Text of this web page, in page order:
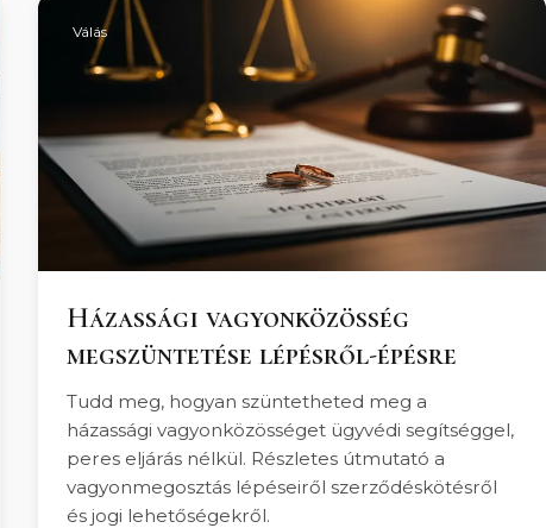
Válás
Házassági vagyonközösség
megszüntetése lépésről-épésre
Tudd meg, hogyan szüntetheted meg a
házassági vagyonközösséget ügyvédi segítséggel,
peres eljárás nélkül. Részletes útmutató a
vagyonmegosztás lépéseiről szerződéskötésről
és jogi lehetőségekről.